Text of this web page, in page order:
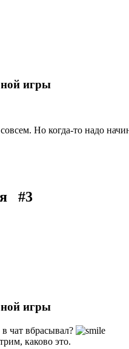
игры
Но когда-то надо
#3
игры
чат вбрасывал?
каково это.